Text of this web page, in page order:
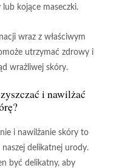
kojące maseczki.
wraz z właściwym
utrzymać zdrowy i
wrażliwej skóry.
i nawilżać
i nawilżanie skóry to
delikatnej urody.
być delikatny, aby